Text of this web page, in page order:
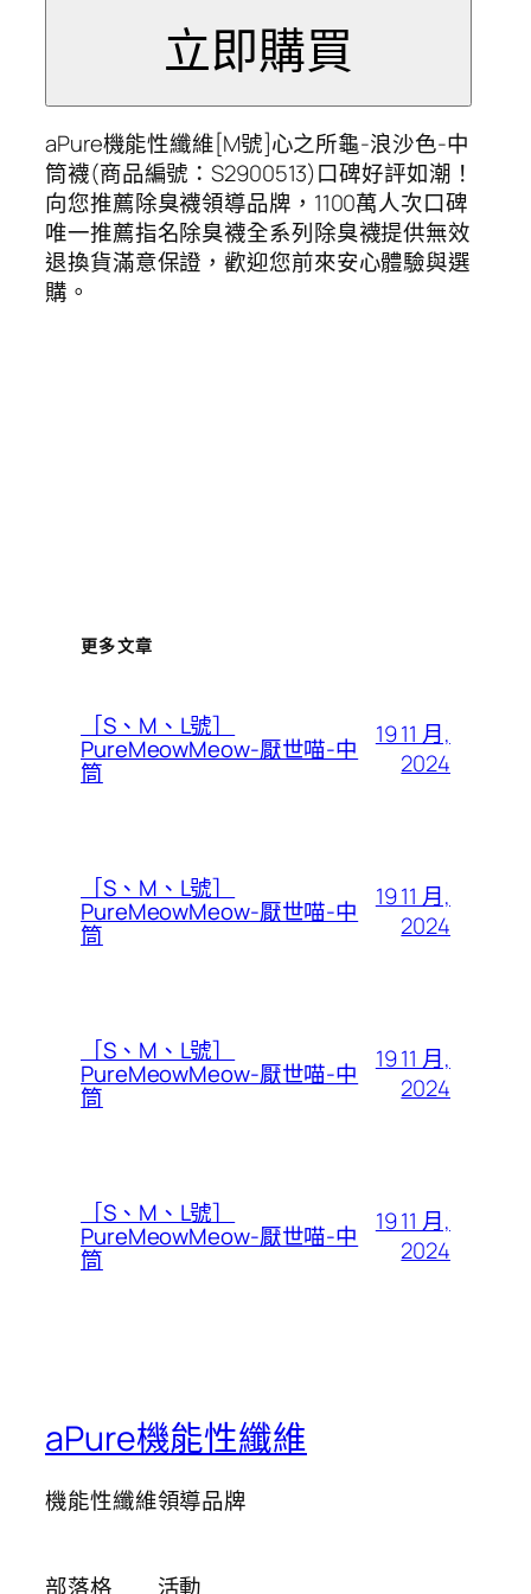
aPure機能性纖維[M號]心之所龜-浪沙色-中
筒襪(商品編號：S2900513)口碑好評如潮！
向您推薦除臭襪領導品牌，1100萬人次口碑
唯一推薦指名除臭襪全系列除臭襪提供無效
退換貨滿意保證，歡迎您前來安心體驗與選
購。
更多文章
［S、M、L號］
PureMeowMeow-厭世喵-中
筒
19 11 月,
2024
［S、M、L號］
PureMeowMeow-厭世喵-中
筒
19 11 月,
2024
［S、M、L號］
PureMeowMeow-厭世喵-中
筒
19 11 月,
2024
［S、M、L號］
PureMeowMeow-厭世喵-中
筒
19 11 月,
2024
aPure機能性纖維
機能性纖維領導品牌
部落格 活動